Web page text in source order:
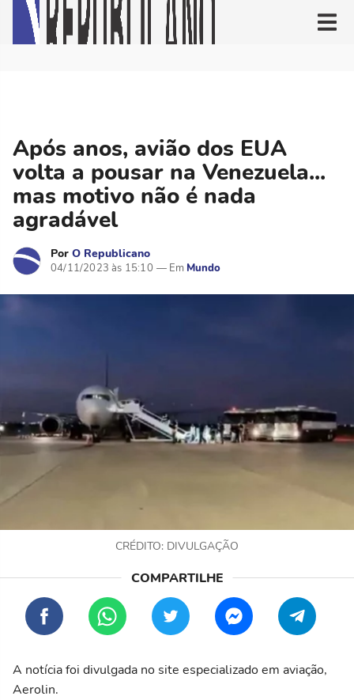
Após anos, avião dos EUA
volta a pousar na Venezuela...
mas motivo não é nada
agradável
Por O Republicano
04/11/2023 às 15:10 Mundo
CRÉDITO: DIVULGAÇÃO
A notícia foi divulgada no site especializado em aviação,
Aerolin.